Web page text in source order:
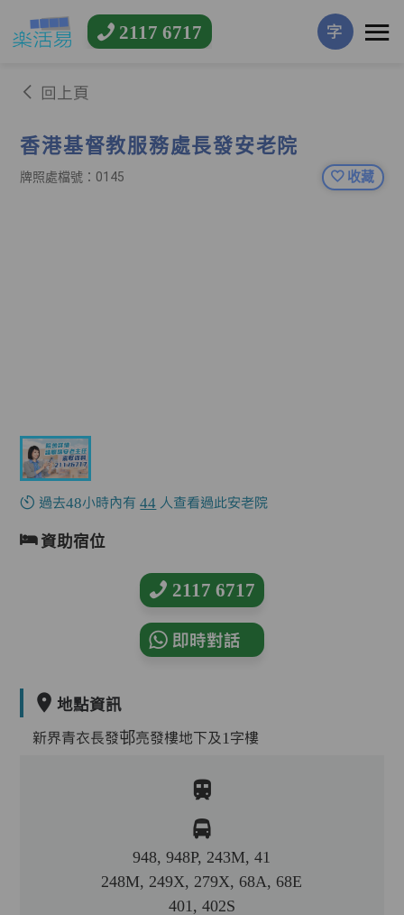
2117 6717 字
回上頁
香港基督教服務處長發安老院
牌照處檔號：0145 收藏
過去48小時內有44 人查看過此安老院
資助宿位
2117 6717
即時對話
地點資訊
新界青衣長發邨亮發樓地下及1字樓
948, 948P, 243M, 41
248M, 249X, 279X, 68A, 68E
401, 402S